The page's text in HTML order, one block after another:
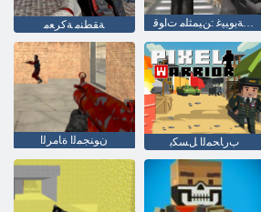
ﺔﻘﻄﻨﻣ ﺔﻛﺮﻌﻣ ﺓﺎﻴﺤﻟﺍ ﺪﻴﻗ ﻰﻠﻋ ءﺎﻘﺒﻟﺍ ﺔﺑﻮﺒﻴﻏ :ﻦﻴﻤﺜﻠﻣ ﺕﺍﻮﻗ
ﻥﻮﻨﺠﻤﻟﺍ ﺓﺎﻣﺮﻟﺍ ﺏﺭﺎﺤﻤﻟﺍ ﻞﺴﻜﺑ